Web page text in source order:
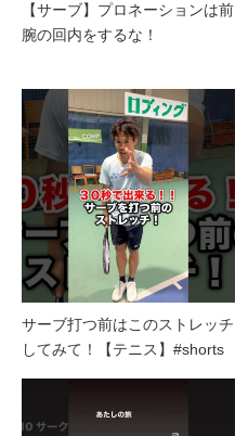
【サーブ】プロネーションは前
腕の回内をするな！
サーブ打つ前はこのストレッチ
してみて！【テニス】#shorts